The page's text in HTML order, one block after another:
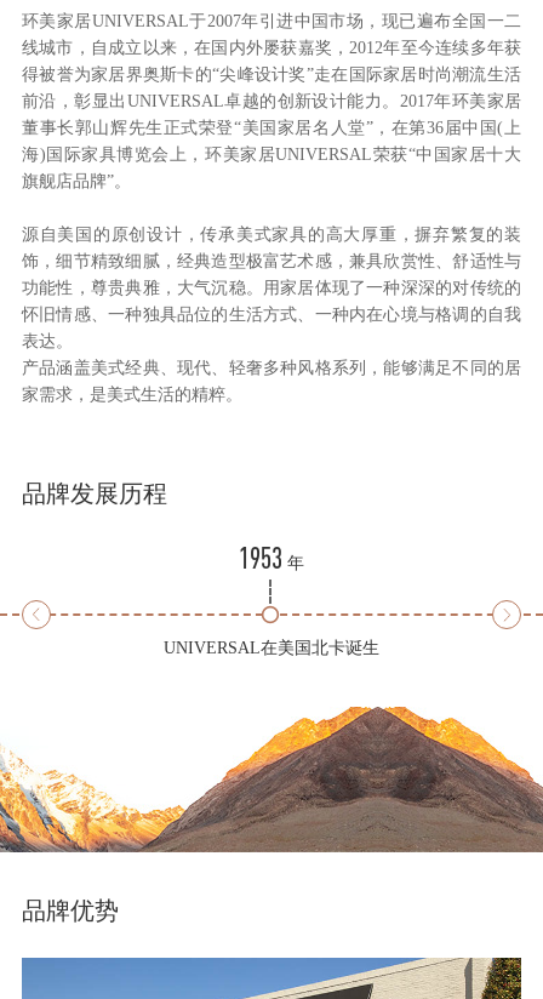
环美家居UNIVERSAL于2007年引进中国市场，现已遍布全国一二
线城市，自成立以来，在国内外屡获嘉奖，2012年至今连续多年获
得被誉为家居界奥斯卡的“尖峰设计奖”走在国际家居时尚潮流生活
前沿，彰显出UNIVERSAL卓越的创新设计能力。2017年环美家居
董事长郭山辉先生正式荣登“美国家居名人堂”，在第36届中国(上
海)国际家具博览会上，环美家居UNIVERSAL荣获“中国家居十大
旗舰店品牌”。
源自美国的原创设计，传承美式家具的高大厚重，摒弃繁复的装
饰，细节精致细腻，经典造型极富艺术感，兼具欣赏性、舒适性与
功能性，尊贵典雅，大气沉稳。用家居体现了一种深深的对传统的
怀旧情感、一种独具品位的生活方式、一种内在心境与格调的自我
表达。
产品涵盖美式经典、现代、轻奢多种风格系列，能够满足不同的居
家需求，是美式生活的精粹。
品牌发展历程
1953 年
UNIVERSAL在美国北卡诞生
品牌优势